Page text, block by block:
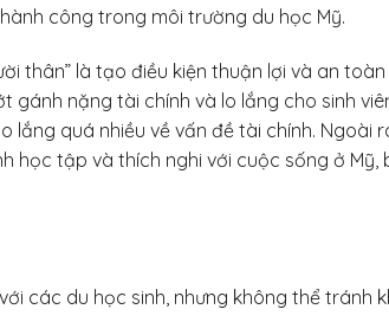
công trong môi trường du học Mỹ.
thân” là tạo điều kiện thuận lợi và an
nặng tài chính và lo lắng cho sinh
quá nhiều về vấn đề tài chính. Ngoài
tập và thích nghi với cuộc sống ở Mỹ,
các du học sinh, nhưng không thể tránh